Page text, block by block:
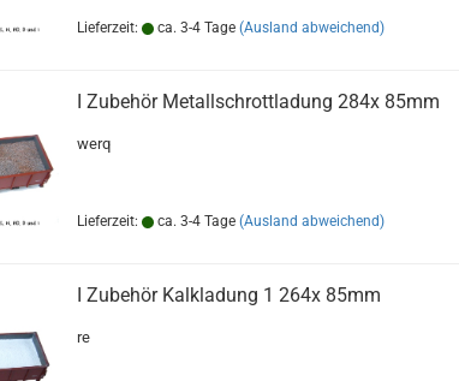
Lieferzeit: ca. 3-4 Tage (Ausland abweichend)
I Zubehör Metallschrottladung 284x 85mm
werq
Lieferzeit: ca. 3-4 Tage (Ausland abweichend)
I Zubehör Kalkladung 1 264x 85mm
re